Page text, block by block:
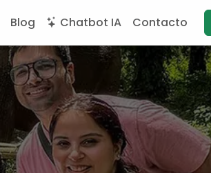
Blog Chatbot IA Contacto